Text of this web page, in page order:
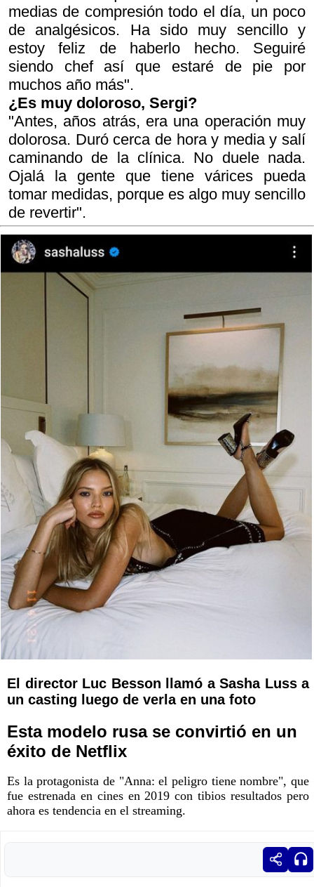
medias de compresión todo el día, un poco
de analgésicos. Ha sido muy sencillo y
estoy feliz de haberlo hecho. Seguiré
siendo chef así que estaré de pie por
muchos año más".
¿Es muy doloroso, Sergi?
"Antes, años atrás, era una operación muy
dolorosa. Duró cerca de hora y media y salí
caminando de la clínica. No duele nada.
Ojalá la gente que tiene várices pueda
tomar medidas, porque es algo muy sencillo
de revertir".
El director Luc Besson llamó a Sasha Luss a
un casting luego de verla en una foto
Esta modelo rusa se convirtió en un
éxito de Netflix
Es la protagonista de "Anna: el peligro tiene nombre", que
fue estrenada en cines en 2019 con tibios resultados pero
ahora es tendencia en el streaming.